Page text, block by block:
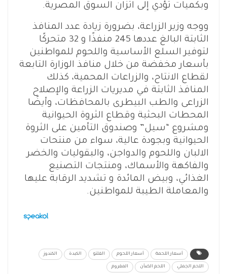
وبكميات تؤدي إلى اتزان السوق المصرية.
ووجه وزير الزراعة، بضرورة زيادة عدد المنافذ
الثابتة البالغ عددها 245 منفذًا و 32 متحركًا
لتوفير السلع الأساسية واللحوم للمواطنين
بأسعار مخفضة من خلال منافذ الوزارة التابعة
لقطاع الانتاح، والزراعات المحمية، كذلك
المنافذ الثابتة في مديريات الزراعة والإصلاح
الزراعى والطب البيطرى بالمحافظات، وأيضًا
المحطات البحثية وقطاع الثروة الحيوانية
ومشروع “سيل” وصندوق التأمين على الثروة
الحيوانية وبجودة عالية، سواء من منتحات
الالبان واللحوم والدواجن، والبقوليات والخضر
والفاكهة والأسماك، ومنتجات التصنيع
الغذائي، وبيض المائدة و تشديد الرقابة عليها
والمعاملة الطيبة للمواطنين.
أسعار اللحمة أسعار اللحوم الفلتو الكبدة الكندوز
اللحم الجملي اللحم الضأن المفروم